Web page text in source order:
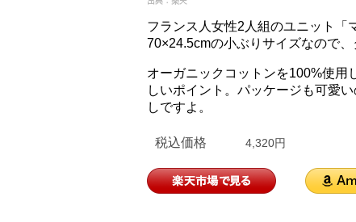
フランス人女性2人組のユニット「
70×24.5cmの小ぶりサイズなので
オーガニックコットンを100%使用
しいポイント。パッケージも可愛
しですよ。
税込価格 4,320円